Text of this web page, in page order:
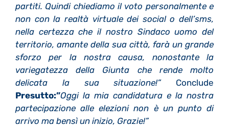
partiti. Quindi chiediamo il voto personalmente e
non con la realtà virtuale dei social o dell’sms,
nella certezza che il nostro Sindaco uomo del
territorio, amante della sua città, farà un grande
sforzo per la nostra causa, nonostante la
variegatezza della Giunta che rende molto
delicata la sua situazione!” Conclude
Presutto:”Oggi la mia candidatura e la nostra
partecipazione alle elezioni non è un punto di
arrivo ma bensì un inizio, Grazie!”